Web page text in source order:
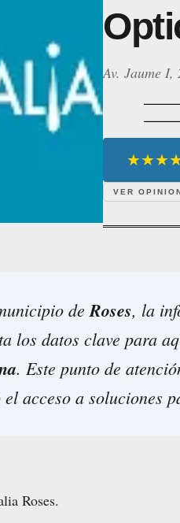
Av. Jaume I,
VER
deRoses, la
los datos clave para
. Este punto de
acceso a soluciones
Roses.